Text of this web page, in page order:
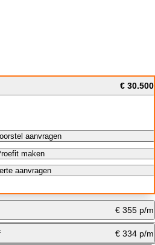
€ 30.500
aanvragen
maken
aanvragen
€ 355 p/m
€ 334 p/m